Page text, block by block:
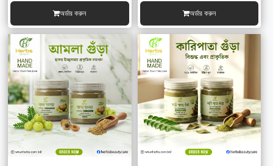
অর্ডার করুন অর্ডার করুন